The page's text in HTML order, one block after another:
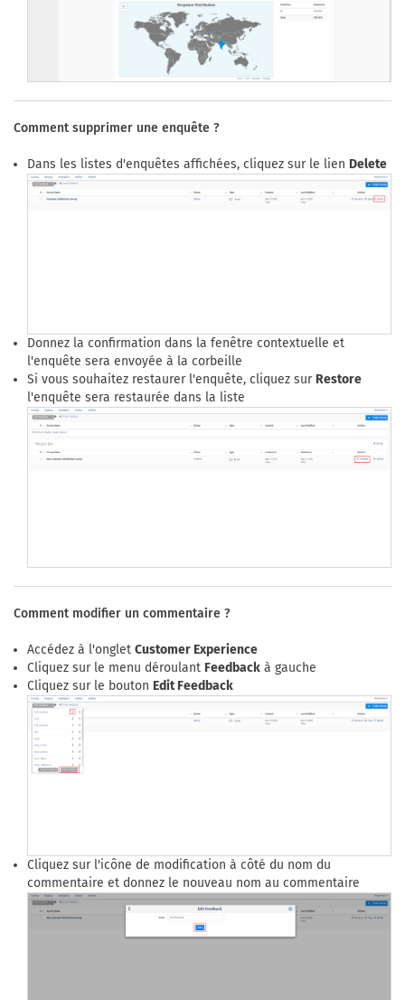
Comment supprimer une enquête ?
Dans les listes d'enquêtes affichées, cliquez sur le lien Delete
Donnez la confirmation dans la fenêtre contextuelle et
l'enquête sera envoyée à la corbeille
Si vous souhaitez restaurer l'enquête, cliquez sur Restore
l'enquête sera restaurée dans la liste
Comment modifier un commentaire ?
Accédez à l'onglet Customer Experience
Cliquez sur le menu déroulant Feedback à gauche
Cliquez sur le bouton Edit Feedback
Cliquez sur l'icône de modification à côté du nom du
commentaire et donnez le nouveau nom au commentaire